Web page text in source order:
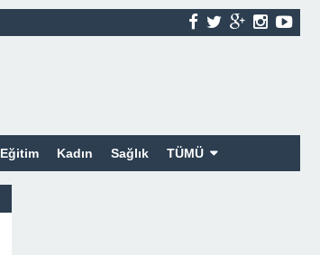
Eğitim Kadın Sağlık TÜMÜ